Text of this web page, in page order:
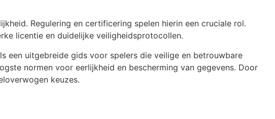
Regulering en certificering spelen hierin een cruciale rol.
licentie en duidelijke veiligheidsprotocollen.
een uitgebreide gids voor spelers die veilige en betrouwbare
normen voor eerlijkheid en bescherming van gegevens. Door
keuzes.